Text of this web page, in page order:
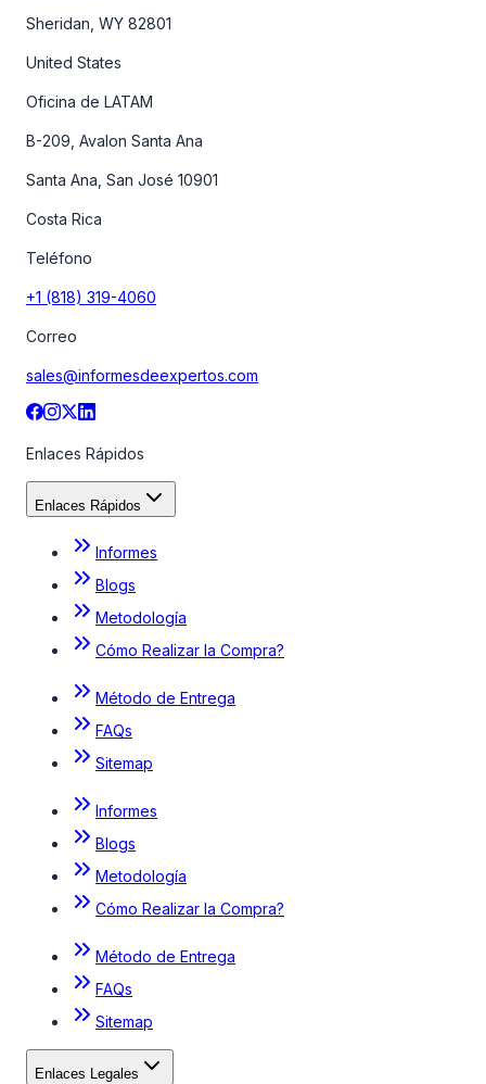
Sheridan, WY 82801
United States
Oficina de LATAM
B-209, Avalon Santa Ana
Santa Ana, San José 10901
Costa Rica
Teléfono
+1 (818) 319-4060
Correo
sales@informesdeexpertos.com
Enlaces Rápidos
Enlaces Rápidos
Informes
Blogs
Metodología
Cómo Realizar la Compra?
Método de Entrega
FAQs
Sitemap
Informes
Blogs
Metodología
Cómo Realizar la Compra?
Método de Entrega
FAQs
Sitemap
Enlaces Legales